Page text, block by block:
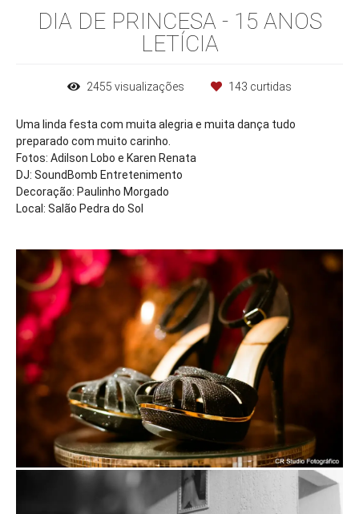
DIA DE PRINCESA - 15 ANOS
LETÍCIA
2455 visualizações 143 curtidas
Uma linda festa com muita alegria e muita dança tudo
preparado com muito carinho.
Fotos: Adilson Lobo e Karen Renata
DJ: SoundBomb Entretenimento
Decoração: Paulinho Morgado
Local: Salão Pedra do Sol